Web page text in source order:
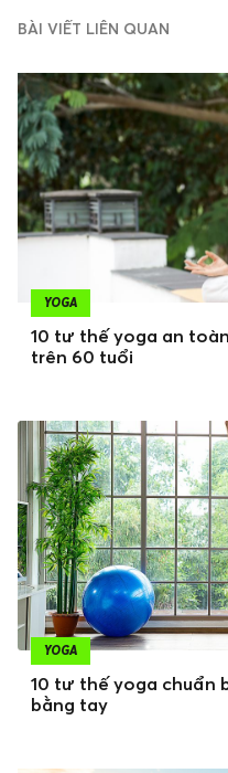
BÀI VIẾT LIÊN QUAN
YOGA
10 tư thế yoga an
trên 60 tuổi
YOGA
10 tư thế yoga chuẩn
bằng tay